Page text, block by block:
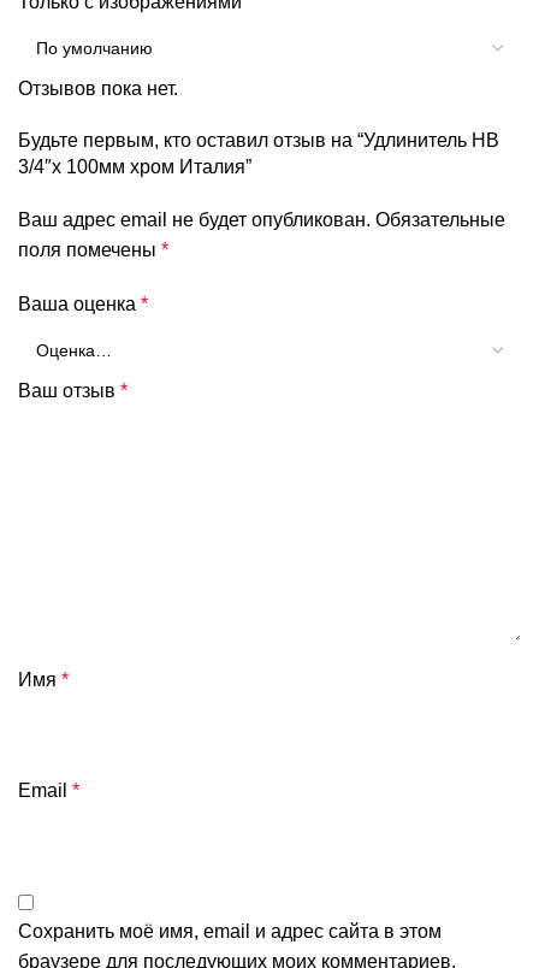
Отзывов пока нет.
Будьте первым, кто оставил отзыв на “Удлинитель НВ
3/4″х 100мм хром Италия”
Ваш адрес email не будет опубликован. Обязательные
поля помечены *
Ваша оценка *
Ваш отзыв *
Имя *
Email *
Сохранить моё имя, email и адрес сайта в этом
браузере для последующих моих комментариев.